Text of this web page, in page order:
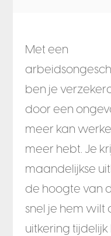
Met een
ben je
door een
meer kan
meer hebt. Je
maandelijkse
de hoogte van
snel je hem wilt
uitkering